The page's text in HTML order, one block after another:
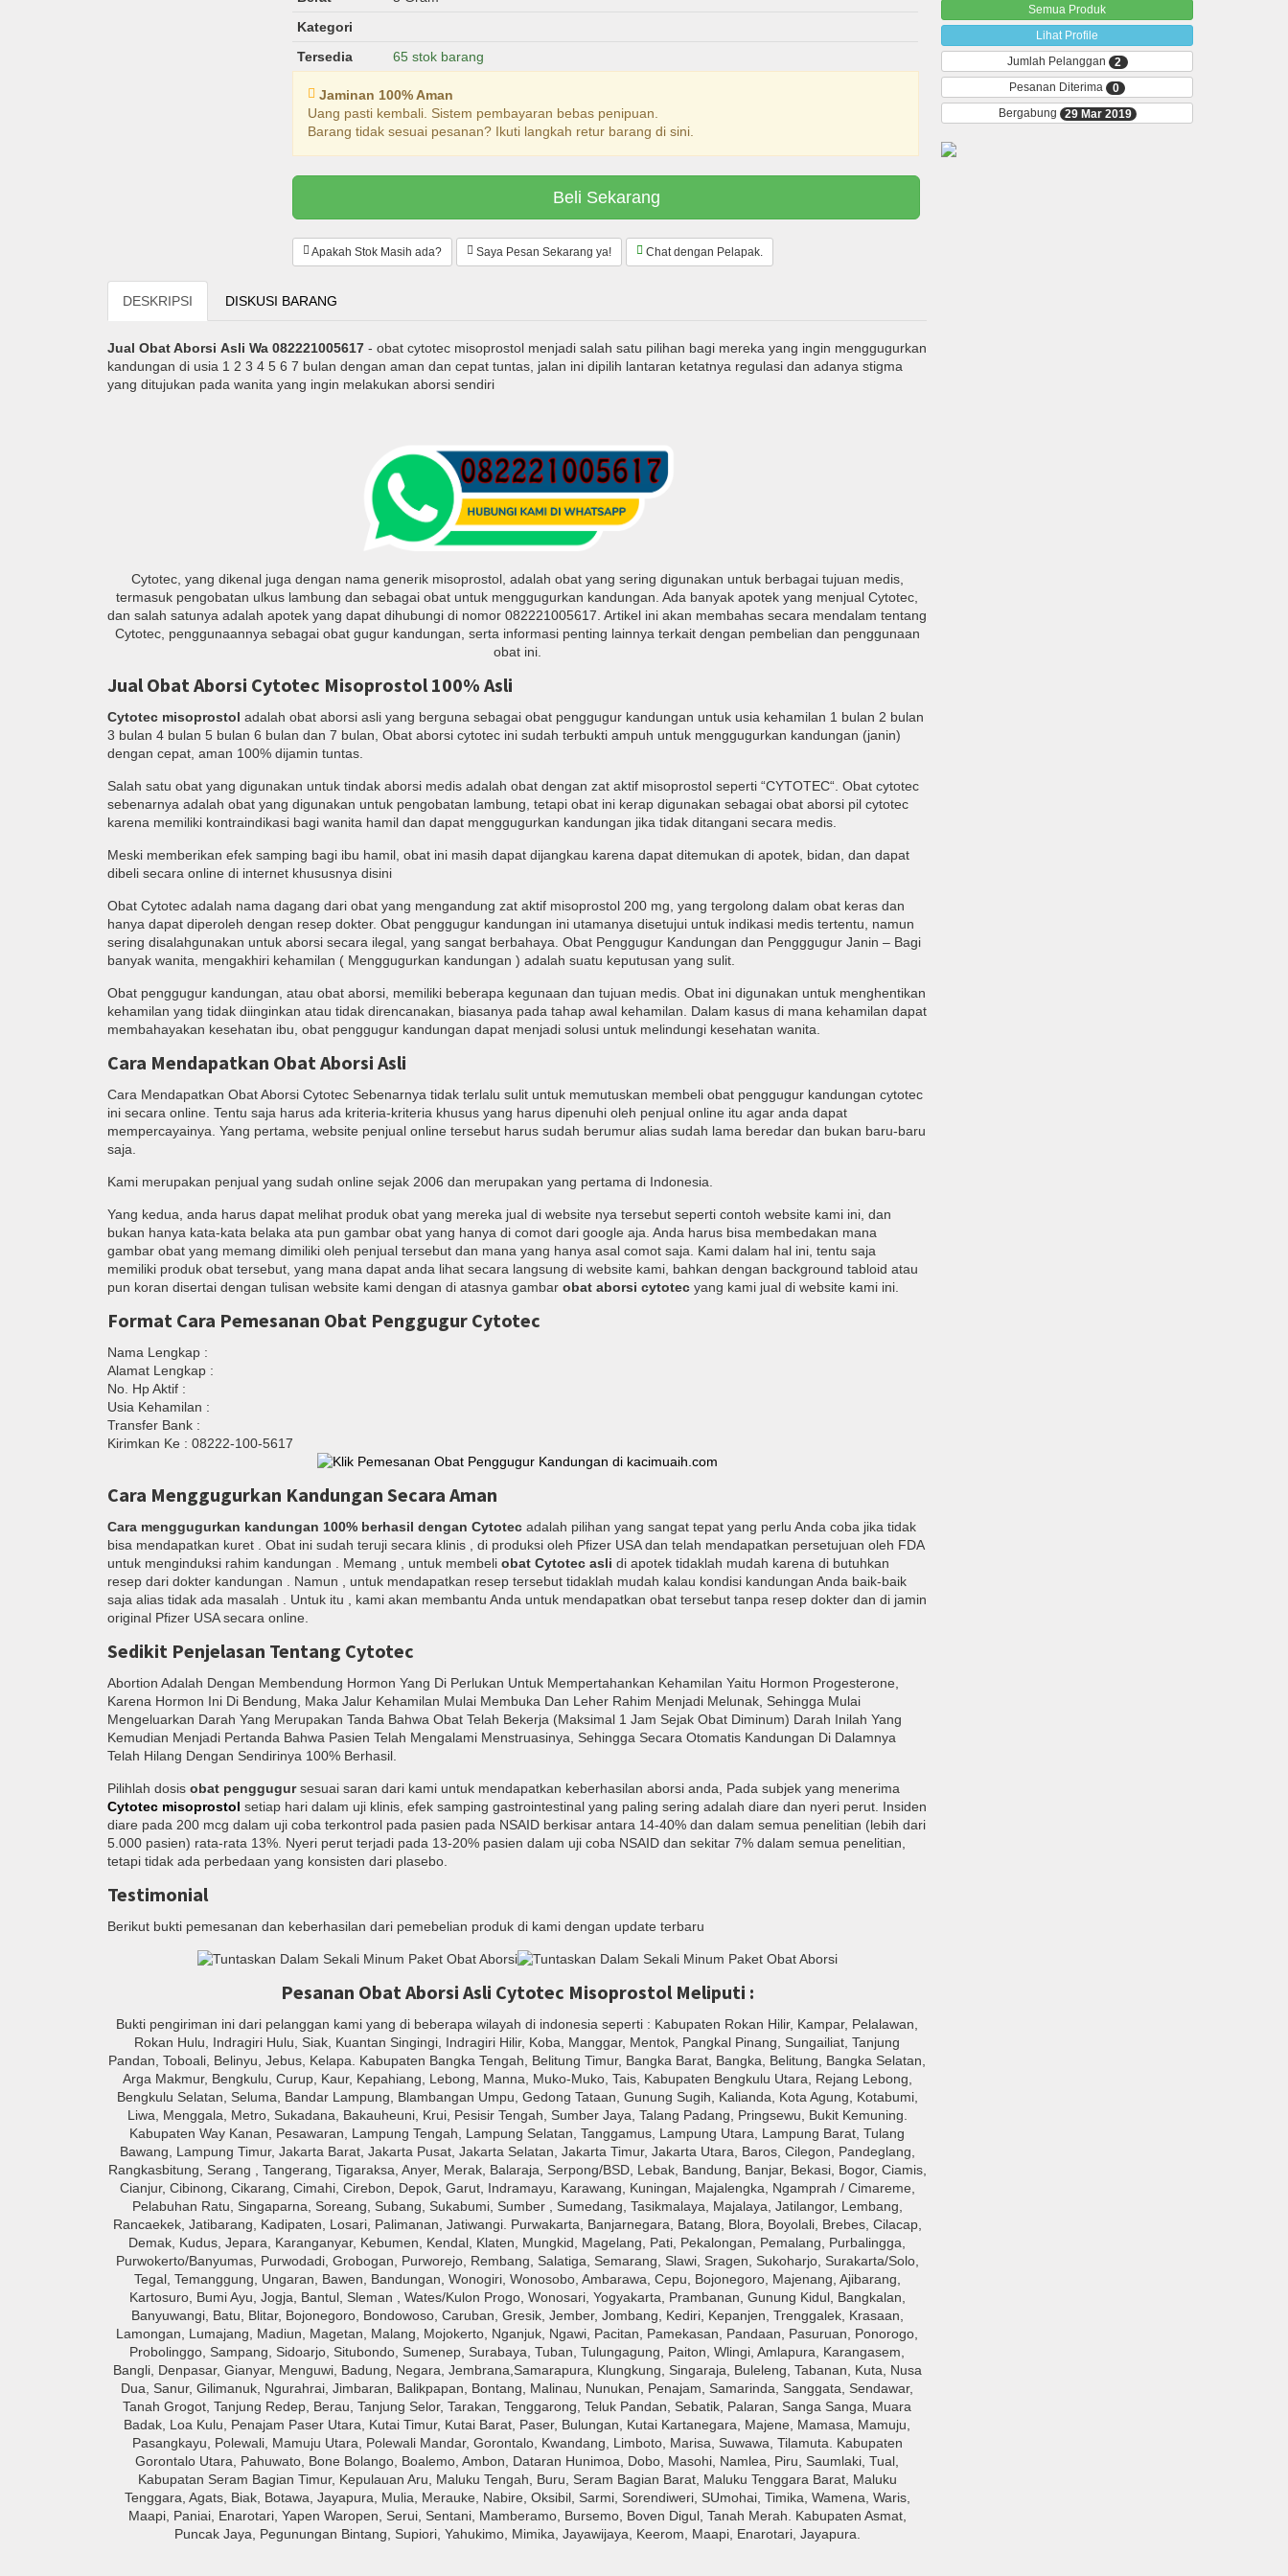
Kategori
Tersedia
65 stok barang
Jaminan 100% Aman
Uang pasti kembali. Sistem pembayaran bebas penipuan.
Barang tidak sesuai pesanan? Ikuti langkah retur barang di sini.
Beli Sekarang
Apakah Stok Masih ada? Saya Pesan Sekarang ya! Chat dengan Pelapak.
DESKRIPSI DISKUSI BARANG
Jual Obat Aborsi Asli Wa 082221005617 - obat cytotec misoprostol menjadi salah satu pilihan bagi mereka yang ingin menggugurkan
kandungan di usia 1 2 3 4 5 6 7 bulan dengan aman dan cepat tuntas, jalan ini dipilih lantaran ketatnya regulasi dan adanya stigma
yang ditujukan pada wanita yang ingin melakukan aborsi sendiri
Cytotec, yang dikenal juga dengan nama generik misoprostol, adalah obat yang sering digunakan untuk berbagai tujuan medis,
termasuk pengobatan ulkus lambung dan sebagai obat untuk menggugurkan kandungan. Ada banyak apotek yang menjual Cytotec,
dan salah satunya adalah apotek yang dapat dihubungi di nomor 082221005617. Artikel ini akan membahas secara mendalam tentang
Cytotec, penggunaannya sebagai obat gugur kandungan, serta informasi penting lainnya terkait dengan pembelian dan penggunaan
obat ini.
Jual Obat Aborsi Cytotec Misoprostol 100% Asli
Cytotec misoprostol adalah obat aborsi asli yang berguna sebagai obat penggugur kandungan untuk usia kehamilan 1 bulan 2 bulan
3 bulan 4 bulan 5 bulan 6 bulan dan 7 bulan, Obat aborsi cytotec ini sudah terbukti ampuh untuk menggugurkan kandungan (janin)
dengan cepat, aman 100% dijamin tuntas.
Salah satu obat yang digunakan untuk tindak aborsi medis adalah obat dengan zat aktif misoprostol seperti “CYTOTEC“. Obat cytotec
sebenarnya adalah obat yang digunakan untuk pengobatan lambung, tetapi obat ini kerap digunakan sebagai obat aborsi pil cytotec
karena memiliki kontraindikasi bagi wanita hamil dan dapat menggugurkan kandungan jika tidak ditangani secara medis.
Meski memberikan efek samping bagi ibu hamil, obat ini masih dapat dijangkau karena dapat ditemukan di apotek, bidan, dan dapat
dibeli secara online di internet khususnya disini
Obat Cytotec adalah nama dagang dari obat yang mengandung zat aktif misoprostol 200 mg, yang tergolong dalam obat keras dan
hanya dapat diperoleh dengan resep dokter. Obat penggugur kandungan ini utamanya disetujui untuk indikasi medis tertentu, namun
sering disalahgunakan untuk aborsi secara ilegal, yang sangat berbahaya. Obat Penggugur Kandungan dan Pengggugur Janin – Bagi
banyak wanita, mengakhiri kehamilan ( Menggugurkan kandungan ) adalah suatu keputusan yang sulit.
Obat penggugur kandungan, atau obat aborsi, memiliki beberapa kegunaan dan tujuan medis. Obat ini digunakan untuk menghentikan
kehamilan yang tidak diinginkan atau tidak direncanakan, biasanya pada tahap awal kehamilan. Dalam kasus di mana kehamilan dapat
membahayakan kesehatan ibu, obat penggugur kandungan dapat menjadi solusi untuk melindungi kesehatan wanita.
Cara Mendapatkan Obat Aborsi Asli
Cara Mendapatkan Obat Aborsi Cytotec Sebenarnya tidak terlalu sulit untuk memutuskan membeli obat penggugur kandungan cytotec
ini secara online. Tentu saja harus ada kriteria-kriteria khusus yang harus dipenuhi oleh penjual online itu agar anda dapat
mempercayainya. Yang pertama, website penjual online tersebut harus sudah berumur alias sudah lama beredar dan bukan baru-baru
saja.
Kami merupakan penjual yang sudah online sejak 2006 dan merupakan yang pertama di Indonesia.
Yang kedua, anda harus dapat melihat produk obat yang mereka jual di website nya tersebut seperti contoh website kami ini, dan
bukan hanya kata-kata belaka ata pun gambar obat yang hanya di comot dari google aja. Anda harus bisa membedakan mana
gambar obat yang memang dimiliki oleh penjual tersebut dan mana yang hanya asal comot saja. Kami dalam hal ini, tentu saja
memiliki produk obat tersebut, yang mana dapat anda lihat secara langsung di website kami, bahkan dengan background tabloid atau
pun koran disertai dengan tulisan website kami dengan di atasnya gambar obat aborsi cytotec yang kami jual di website kami ini.
Format Cara Pemesanan Obat Penggugur Cytotec
Nama Lengkap :
Alamat Lengkap :
No. Hp Aktif :
Usia Kehamilan :
Transfer Bank :
Kirimkan Ke : 08222-100-5617
Cara Menggugurkan Kandungan Secara Aman
Cara menggugurkan kandungan 100% berhasil dengan Cytotec adalah pilihan yang sangat tepat yang perlu Anda coba jika tidak
bisa mendapatkan kuret . Obat ini sudah teruji secara klinis , di produksi oleh Pfizer USA dan telah mendapatkan persetujuan oleh FDA
untuk menginduksi rahim kandungan . Memang , untuk membeli obat Cytotec asli di apotek tidaklah mudah karena di butuhkan
resep dari dokter kandungan . Namun , untuk mendapatkan resep tersebut tidaklah mudah kalau kondisi kandungan Anda baik-baik
saja alias tidak ada masalah . Untuk itu , kami akan membantu Anda untuk mendapatkan obat tersebut tanpa resep dokter dan di jamin
original Pfizer USA secara online.
Sedikit Penjelasan Tentang Cytotec
Abortion Adalah Dengan Membendung Hormon Yang Di Perlukan Untuk Mempertahankan Kehamilan Yaitu Hormon Progesterone,
Karena Hormon Ini Di Bendung, Maka Jalur Kehamilan Mulai Membuka Dan Leher Rahim Menjadi Melunak, Sehingga Mulai
Mengeluarkan Darah Yang Merupakan Tanda Bahwa Obat Telah Bekerja (Maksimal 1 Jam Sejak Obat Diminum) Darah Inilah Yang
Kemudian Menjadi Pertanda Bahwa Pasien Telah Mengalami Menstruasinya, Sehingga Secara Otomatis Kandungan Di Dalamnya
Telah Hilang Dengan Sendirinya 100% Berhasil.
Pilihlah dosis obat penggugursesuai saran dari kami untuk mendapatkan keberhasilan aborsi anda, Pada subjek yang menerima
Cytotec misoprostol setiap hari dalam uji klinis, efek samping gastrointestinal yang paling sering adalah diare dan nyeri perut. Insiden
diare pada 200 mcg dalam uji coba terkontrol pada pasien pada NSAID berkisar antara 14-40% dan dalam semua penelitian (lebih dari
5.000 pasien) rata-rata 13%. Nyeri perut terjadi pada 13-20% pasien dalam uji coba NSAID dan sekitar 7% dalam semua penelitian,
tetapi tidak ada perbedaan yang konsisten dari plasebo.
Testimonial
Berikut bukti pemesanan dan keberhasilan dari pemebelian produk di kami dengan update terbaru
Pesanan Obat Aborsi Asli Cytotec Misoprostol Meliputi :
Bukti pengiriman ini dari pelanggan kami yang di beberapa wilayah di indonesia seperti : Kabupaten Rokan Hilir, Kampar, Pelalawan,
Rokan Hulu, Indragiri Hulu, Siak, Kuantan Singingi, Indragiri Hilir, Koba, Manggar, Mentok, Pangkal Pinang, Sungailiat, Tanjung
Pandan, Toboali, Belinyu, Jebus, Kelapa. Kabupaten Bangka Tengah, Belitung Timur, Bangka Barat, Bangka, Belitung, Bangka Selatan,
Arga Makmur, Bengkulu, Curup, Kaur, Kepahiang, Lebong, Manna, Muko-Muko, Tais, Kabupaten Bengkulu Utara, Rejang Lebong,
Bengkulu Selatan, Seluma, Bandar Lampung, Blambangan Umpu, Gedong Tataan, Gunung Sugih, Kalianda, Kota Agung, Kotabumi,
Liwa, Menggala, Metro, Sukadana, Bakauheuni, Krui, Pesisir Tengah, Sumber Jaya, Talang Padang, Pringsewu, Bukit Kemuning.
Kabupaten Way Kanan, Pesawaran, Lampung Tengah, Lampung Selatan, Tanggamus, Lampung Utara, Lampung Barat, Tulang
Bawang, Lampung Timur, Jakarta Barat, Jakarta Pusat, Jakarta Selatan, Jakarta Timur, Jakarta Utara, Baros, Cilegon, Pandeglang,
Rangkasbitung, Serang , Tangerang, Tigaraksa, Anyer, Merak, Balaraja, Serpong/BSD, Lebak, Bandung, Banjar, Bekasi, Bogor, Ciamis,
Cianjur, Cibinong, Cikarang, Cimahi, Cirebon, Depok, Garut, Indramayu, Karawang, Kuningan, Majalengka, Ngamprah / Cimareme,
Pelabuhan Ratu, Singaparna, Soreang, Subang, Sukabumi, Sumber , Sumedang, Tasikmalaya, Majalaya, Jatilangor, Lembang,
Rancaekek, Jatibarang, Kadipaten, Losari, Palimanan, Jatiwangi. Purwakarta, Banjarnegara, Batang, Blora, Boyolali, Brebes, Cilacap,
Demak, Kudus, Jepara, Karanganyar, Kebumen, Kendal, Klaten, Mungkid, Magelang, Pati, Pekalongan, Pemalang, Purbalingga,
Purwokerto/Banyumas, Purwodadi, Grobogan, Purworejo, Rembang, Salatiga, Semarang, Slawi, Sragen, Sukoharjo, Surakarta/Solo,
Tegal, Temanggung, Ungaran, Bawen, Bandungan, Wonogiri, Wonosobo, Ambarawa, Cepu, Bojonegoro, Majenang, Ajibarang,
Kartosuro, Bumi Ayu, Jogja, Bantul, Sleman , Wates/Kulon Progo, Wonosari, Yogyakarta, Prambanan, Gunung Kidul, Bangkalan,
Banyuwangi, Batu, Blitar, Bojonegoro, Bondowoso, Caruban, Gresik, Jember, Jombang, Kediri, Kepanjen, Trenggalek, Krasaan,
Lamongan, Lumajang, Madiun, Magetan, Malang, Mojokerto, Nganjuk, Ngawi, Pacitan, Pamekasan, Pandaan, Pasuruan, Ponorogo,
Probolinggo, Sampang, Sidoarjo, Situbondo, Sumenep, Surabaya, Tuban, Tulungagung, Paiton, Wlingi, Amlapura, Karangasem,
Bangli, Denpasar, Gianyar, Menguwi, Badung, Negara, Jembrana,Samarapura, Klungkung, Singaraja, Buleleng, Tabanan, Kuta, Nusa
Dua, Sanur, Gilimanuk, Ngurahrai, Jimbaran, Balikpapan, Bontang, Malinau, Nunukan, Penajam, Samarinda, Sanggata, Sendawar,
Tanah Grogot, Tanjung Redep, Berau, Tanjung Selor, Tarakan, Tenggarong, Teluk Pandan, Sebatik, Palaran, Sanga Sanga, Muara
Badak, Loa Kulu, Penajam Paser Utara, Kutai Timur, Kutai Barat, Paser, Bulungan, Kutai Kartanegara, Majene, Mamasa, Mamuju,
Pasangkayu, Polewali, Mamuju Utara, Polewali Mandar, Gorontalo, Kwandang, Limboto, Marisa, Suwawa, Tilamuta. Kabupaten
Gorontalo Utara, Pahuwato, Bone Bolango, Boalemo, Ambon, Dataran Hunimoa, Dobo, Masohi, Namlea, Piru, Saumlaki, Tual,
Kabupatan Seram Bagian Timur, Kepulauan Aru, Maluku Tengah, Buru, Seram Bagian Barat, Maluku Tenggara Barat, Maluku
Tenggara, Agats, Biak, Botawa, Jayapura, Mulia, Merauke, Nabire, Oksibil, Sarmi, Sorendiweri, SUmohai, Timika, Wamena, Waris,
Maapi, Paniai, Enarotari, Yapen Waropen, Serui, Sentani, Mamberamo, Bursemo, Boven Digul, Tanah Merah. Kabupaten Asmat,
Puncak Jaya, Pegunungan Bintang, Supiori, Yahukimo, Mimika, Jayawijaya, Keerom, Maapi, Enarotari, Jayapura.
Semua Produk
Lihat Profile
Jumlah Pelanggan
2
Pesanan Diterima 0
Bergabung
29 Mar 2019